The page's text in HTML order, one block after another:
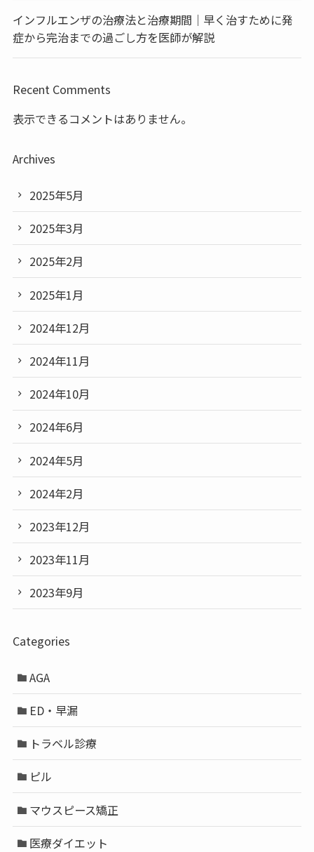
インフルエンザの治療法と治療期間｜早く治すために発
症から完治までの過ごし方を医師が解説
Recent Comments
表示できるコメントはありません。
Archives
2025年5月
2025年3月
2025年2月
2025年1月
2024年12月
2024年11月
2024年10月
2024年6月
2024年5月
2024年2月
2023年12月
2023年11月
2023年9月
Categories
AGA
ED・早漏
トラベル診療
ピル
マウスピース矯正
医療ダイエット